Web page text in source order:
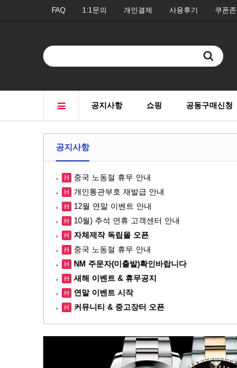
FAQ 1:1문의 개인결제 사용후기 쿠폰존
공지사항 쇼핑 공동구매신청
공지사항
H 중국 노동절 휴무 안내
H 개인통관부호 재발급 안내
H 12월 연말 이벤트 안내
H 10월) 추석 연휴 고객센터 안내
H 자체제작 독립몰 오픈
H 중국 노동절 휴무 안내
H NM 주문자(미출발)확인바랍니다
H 새해 이벤트 & 휴무공지
H 연말 이벤트 시작
H 커뮤니티 & 중고장터 오픈